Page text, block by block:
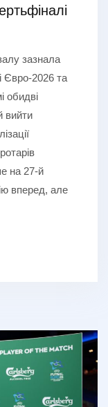
зазнала
Євро-2026 та
обидві
вийти
на 27-й
вперед, але